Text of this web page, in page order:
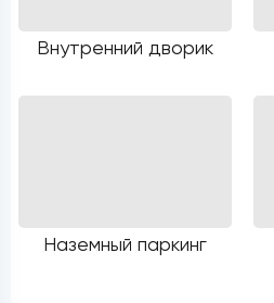
Внутренний дворик
Наземный паркинг